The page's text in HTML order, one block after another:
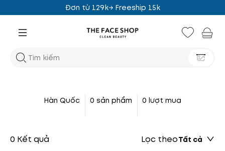
Đơn từ 129k→ Freeship 15k
Hàn Quốc 0 sản phẩm 0 lượt mua
0 Kết quả Lọc theoTất cả